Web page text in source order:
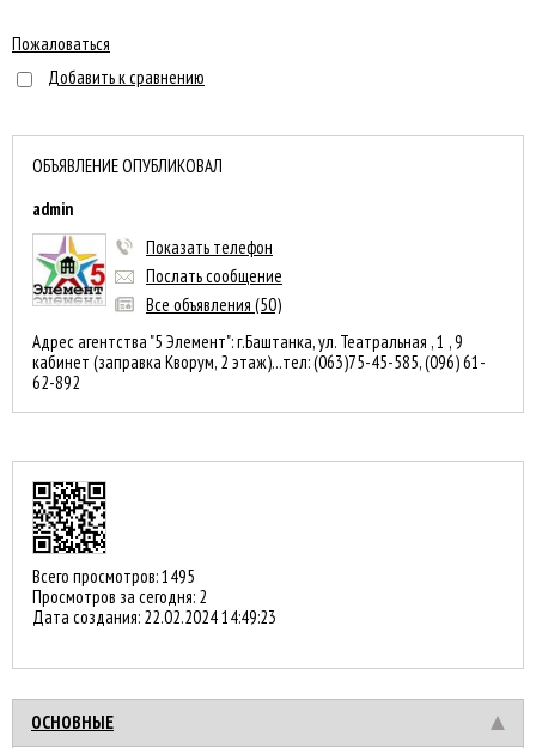
Пожаловаться
Добавить к сравнению
ОБЪЯВЛЕНИЕ ОПУБЛИКОВАЛ
admin
Показать телефон
Послать сообщение
Все объявления (50)
Адрес агентства "5 Элемент": г.Баштанка, ул. Театральная , 1 , 9
кабинет (заправка Кворум, 2 этаж)...тел: (063)75-45-585, (096) 61-
62-892
Всего просмотров: 1495
Просмотров за сегодня: 2
Дата создания: 22.02.2024 14:49:23
ОСНОВНЫЕ